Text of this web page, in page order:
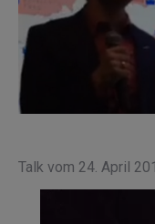
Talk vom 24. April